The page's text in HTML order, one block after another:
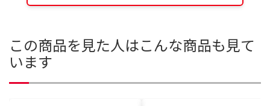
この商品を見た人はこんな商品も見て
います